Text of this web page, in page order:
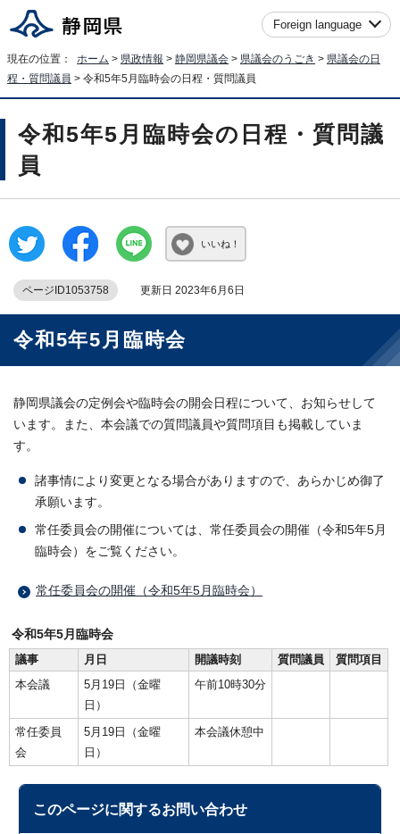
Foreign language
現在の位置： ホーム > 県政情報 > 静岡県議会 > 県議会のうごき > 県議会の日
程・質問議員 > 令和5年5月臨時会の日程・質問議員
令和5年5月臨時会の日程・質問議
員
いいね！
ページID1053758 更新日 2023年6月6日
令和5年5月臨時会
静岡県議会の定例会や臨時会の開会日程について、お知らせして
います。また、本会議での質問議員や質問項目も掲載していま
す。
諸事情により変更となる場合がありますので、あらかじめ御了
承願います。
常任委員会の開催については、常任委員会の開催（令和5年5月
臨時会）をご覧ください。
常任委員会の開催（令和5年5月臨時会）
令和5年5月臨時会
議事
月日 開議時刻 質問議員
質問項目
本会議
5月19日（金曜
日）
午前10時30分
常任委員
会
5月19日（金曜
日）
本会議休憩中
このページに関するお問い合わせ